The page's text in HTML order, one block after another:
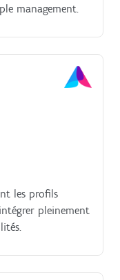
management.
les profils
pleinement